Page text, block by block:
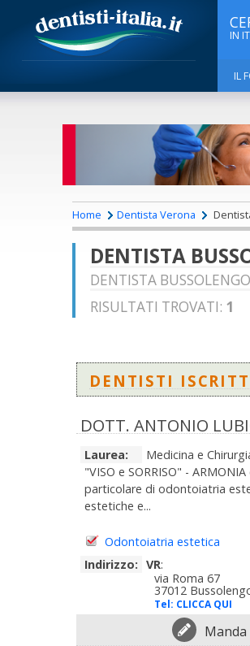
IN
IL
Home Dentista Verona
DENTISTA
DENTISTA
RISULTATI TROVATI: 1
DENTISTI
DOTT. ANTONIO
Laurea:
Medicina e
"VISO e SORRISO" -
particolare di odontoiatria
estetiche e...
Odontoiatria estetica
Indirizzo: VR:
via Roma 67
37012
Tel: CLICCA QUI